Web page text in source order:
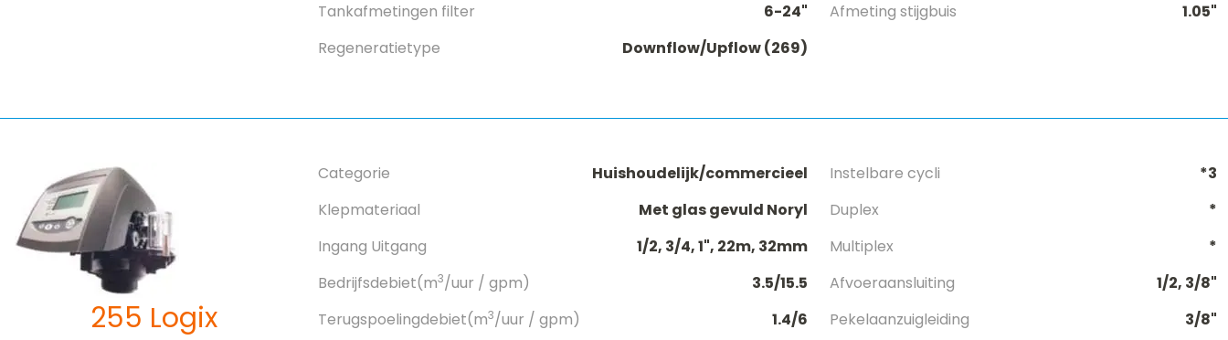
Tankafmetingen filter
6-24"
Regeneratietype
Downflow/Upflow (269)
Afmeting stijgbuis
1.05"
255 Logix
Categorie
Huishoudelijk/commercieel
Klepmateriaal
Met glas gevuld Noryl
Ingang Uitgang
1/2, 3/4, 1", 22m, 32mm
Bedrijfsdebiet(m3/uur / gpm)
3.5/15.5
Terugspoelingdebiet(m3/uur / gpm)
1.4/6
Instelbare cycli
*3
Duplex
*
Multiplex
*
Afvoeraansluiting
1/2, 3/8"
Pekelaanzuigleiding
3/8"